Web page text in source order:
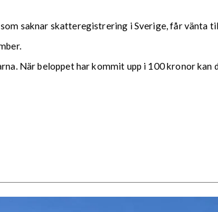
saknar skatteregistrering i Sverige, får vänta
När beloppet har kommit upp i 100 kronor